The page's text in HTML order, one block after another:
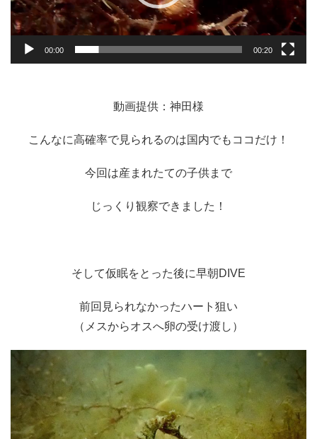
00:00 00:20
動画提供：神田様
こんなに高確率で見られるのは国内でもココだけ！
今回は産まれたての子供まで
じっくり観察できました！
そして仮眠をとった後に早朝DIVE
前回見られなかったハート狙い
（メスからオスへ卵の受け渡し）